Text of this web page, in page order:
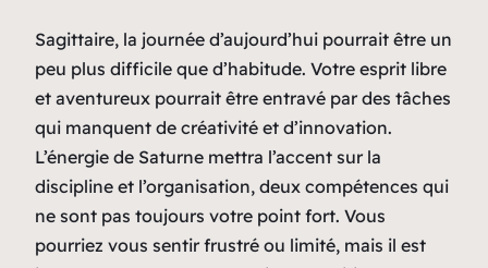
Sagittaire, la journée d’aujourd’hui pourrait être un
peu plus difficile que d’habitude. Votre esprit libre
et aventureux pourrait être entravé par des tâches
qui manquent de créativité et d’innovation.
L’énergie de Saturne mettra l’accent sur la
discipline et l’organisation, deux compétences qui
ne sont pas toujours votre point fort. Vous
pourriez vous sentir frustré ou limité, mais il est